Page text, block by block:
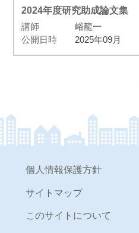
2024年度研究助成論文集
講師
峪龍一
公開日時
2025年09月
個人情報保護方針
サイトマップ
このサイトについて